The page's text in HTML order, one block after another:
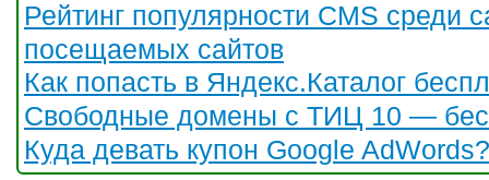
Рейтинг популярности CMS среди
посещаемых сайтов
Как попасть в Яндекс.Каталог
Свободные домены с ТИЦ 10 —
Куда девать купон Google AdWords?